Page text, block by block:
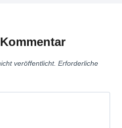
veröffentlicht. Erforderliche